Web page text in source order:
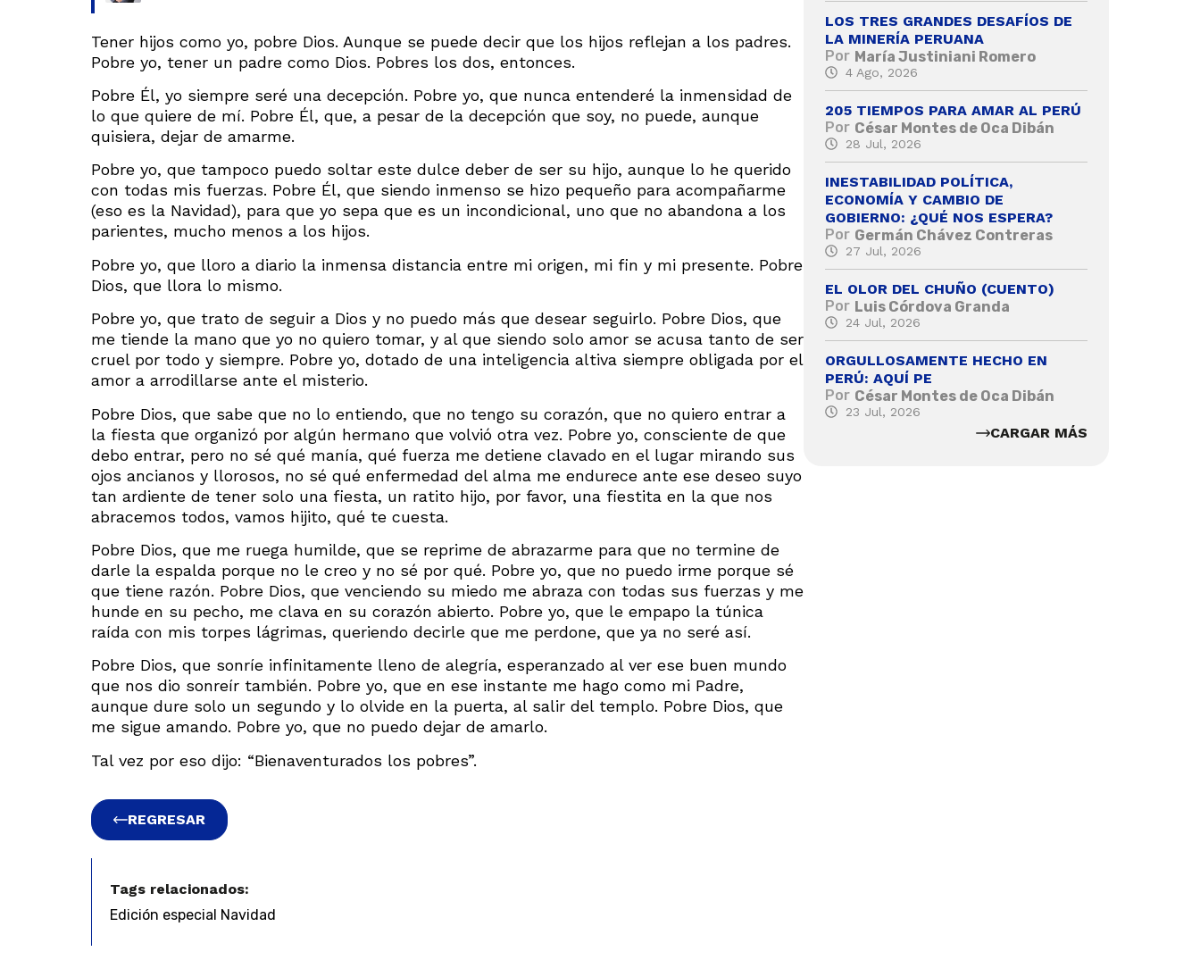
Tener hijos como yo, pobre Dios. Aunque se puede decir que los hijos reflejan a los padres.
Pobre yo, tener un padre como Dios. Pobres los dos, entonces.
Pobre Él, yo siempre seré una decepción. Pobre yo, que nunca entenderé la inmensidad de
lo que quiere de mí. Pobre Él, que, a pesar de la decepción que soy, no puede, aunque
quisiera, dejar de amarme.
Pobre yo, que tampoco puedo soltar este dulce deber de ser su hijo, aunque lo he querido
con todas mis fuerzas. Pobre Él, que siendo inmenso se hizo pequeño para acompañarme
(eso es la Navidad), para que yo sepa que es un incondicional, uno que no abandona a los
parientes, mucho menos a los hijos.
Pobre yo, que lloro a diario la inmensa distancia entre mi origen, mi fin y mi presente. Pobre
Dios, que llora lo mismo.
Pobre yo, que trato de seguir a Dios y no puedo más que desear seguirlo. Pobre Dios, que
me tiende la mano que yo no quiero tomar, y al que siendo solo amor se acusa tanto de ser
cruel por todo y siempre. Pobre yo, dotado de una inteligencia altiva siempre obligada por el
amor a arrodillarse ante el misterio.
Pobre Dios, que sabe que no lo entiendo, que no tengo su corazón, que no quiero entrar a
la fiesta que organizó por algún hermano que volvió otra vez. Pobre yo, consciente de que
debo entrar, pero no sé qué manía, qué fuerza me detiene clavado en el lugar mirando sus
ojos ancianos y llorosos, no sé qué enfermedad del alma me endurece ante ese deseo suyo
tan ardiente de tener solo una fiesta, un ratito hijo, por favor, una fiestita en la que nos
abracemos todos, vamos hijito, qué te cuesta.
Pobre Dios, que me ruega humilde, que se reprime de abrazarme para que no termine de
darle la espalda porque no le creo y no sé por qué. Pobre yo, que no puedo irme porque sé
que tiene razón. Pobre Dios, que venciendo su miedo me abraza con todas sus fuerzas y me
hunde en su pecho, me clava en su corazón abierto. Pobre yo, que le empapo la túnica
raída con mis torpes lágrimas, queriendo decirle que me perdone, que ya no seré así.
Pobre Dios, que sonríe infinitamente lleno de alegría, esperanzado al ver ese buen mundo
que nos dio sonreír también. Pobre yo, que en ese instante me hago como mi Padre,
aunque dure solo un segundo y lo olvide en la puerta, al salir del templo. Pobre Dios, que
me sigue amando. Pobre yo, que no puedo dejar de amarlo.
Tal vez por eso dijo: “Bienaventurados los pobres”.
REGRESAR
Tags relacionados:
Edición especial Navidad
LOS TRES GRANDES DESAFÍOS DE
LA MINERÍA PERUANA
Por María Justiniani Romero
4 Ago, 2026
205 TIEMPOS PARA AMAR AL PERÚ
Por César Montes de Oca Dibán
28 Jul, 2026
INESTABILIDAD POLÍTICA,
ECONOMÍA Y CAMBIO DE
GOBIERNO: ¿QUÉ NOS ESPERA?
Por Germán Chávez Contreras
27 Jul, 2026
EL OLOR DEL CHUÑO (CUENTO)
Por Luis Córdova Granda
24 Jul, 2026
ORGULLOSAMENTE HECHO EN
PERÚ: AQUÍ PE
Por César Montes de Oca Dibán
23 Jul, 2026
CARGAR MÁS